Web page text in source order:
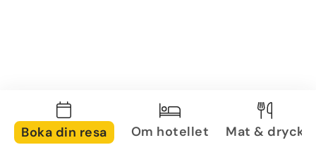
Boka din resa Om hotellet Mat & dryck